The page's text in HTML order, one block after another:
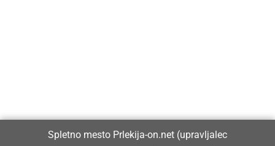
Spletno mesto Prlekija-on.net (upravljalec